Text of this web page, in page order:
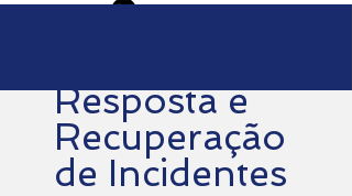
Resposta e
Recuperação
de Incidentes